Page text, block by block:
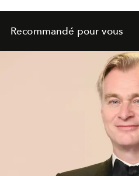
Recommandé pour vous